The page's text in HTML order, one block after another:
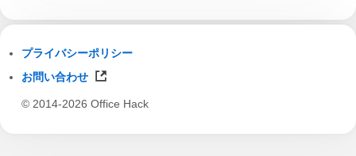
プライバシーポリシー
お問い合わせ
© 2014-2026 Office Hack